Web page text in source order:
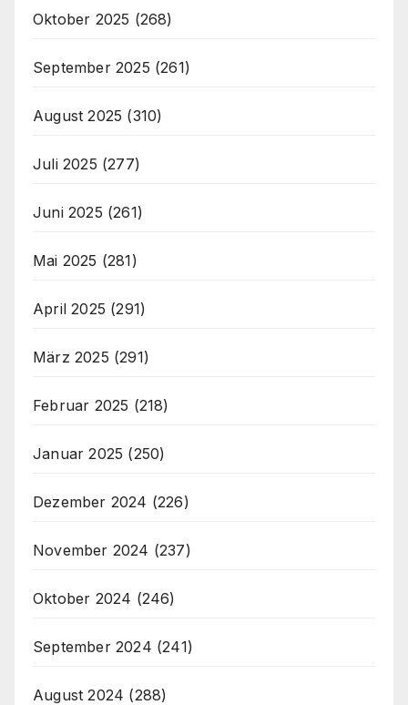
Oktober 2025 (268)
September 2025 (261)
August 2025 (310)
Juli 2025 (277)
Juni 2025 (261)
Mai 2025 (281)
April 2025 (291)
März 2025 (291)
Februar 2025 (218)
Januar 2025 (250)
Dezember 2024 (226)
November 2024 (237)
Oktober 2024 (246)
September 2024 (241)
August 2024 (288)